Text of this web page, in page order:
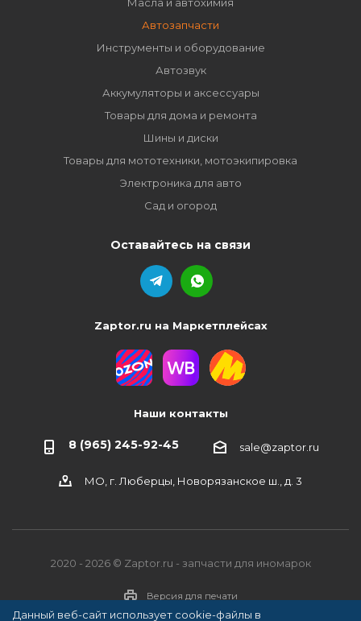
Автозапчасти
Инструменты и оборудование
Автозвук
Аккумуляторы и аксессуары
Товары для дома и ремонта
Шины и диски
Товары для мототехники, мотоэкипировка
Электроника для авто
Сад и огород
Оставайтесь на связи
Zaptor.ru на Маркетплейсах
Наши контакты
8 (965) 245-92-45 sale@zaptor.ru
МО, г. Люберцы, Новорязанское ш., д. 3
2020 - 2026 © Zaptor.ru - запчасти для иномарок
Версия для печати
Данный веб-сайт использует cookie-файлы в